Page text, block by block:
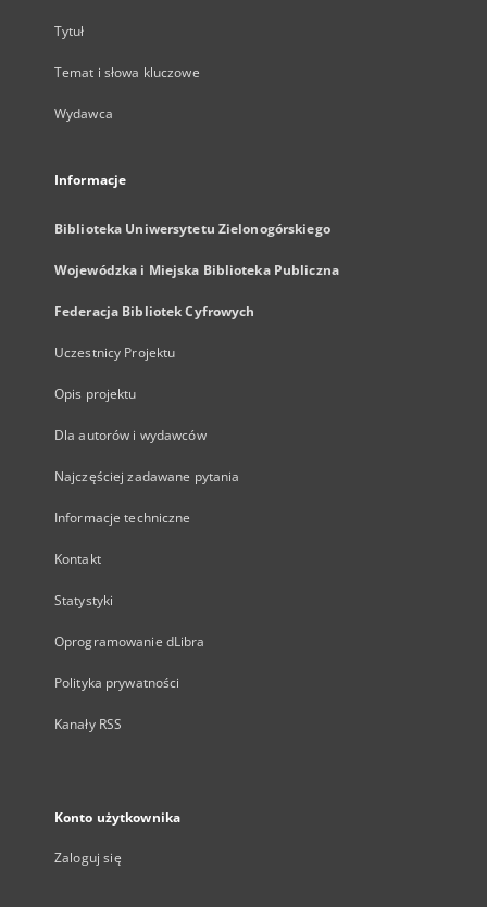
Tytuł
Temat i słowa kluczowe
Wydawca
Informacje
Biblioteka Uniwersytetu Zielonogórskiego
Wojewódzka i Miejska Biblioteka Publiczna
Federacja Bibliotek Cyfrowych
Uczestnicy Projektu
Opis projektu
Dla autorów i wydawców
Najczęściej zadawane pytania
Informacje techniczne
Kontakt
Statystyki
Oprogramowanie dLibra
Polityka prywatności
Kanały RSS
Konto użytkownika
Zaloguj się